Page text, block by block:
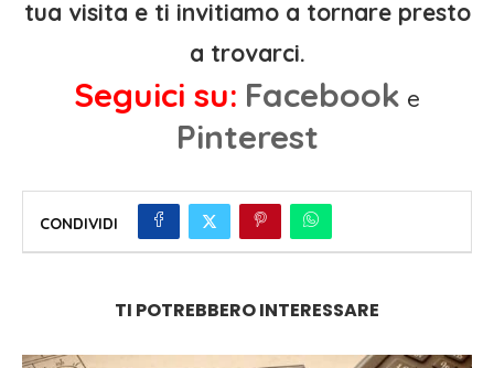
tua visita e ti invitiamo a tornare presto
a trovarci.
Seguici su: Facebook e
Pinterest
CONDIVIDI
TI POTREBBERO INTERESSARE